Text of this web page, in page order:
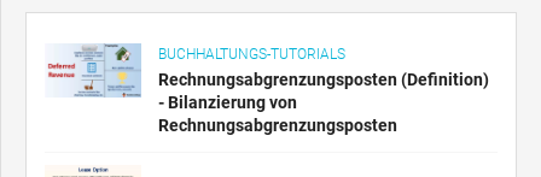
BUCHHALTUNGS-TUTORIALS
Rechnungsabgrenzungsposten (Definition)
- Bilanzierung von
Rechnungsabgrenzungsposten